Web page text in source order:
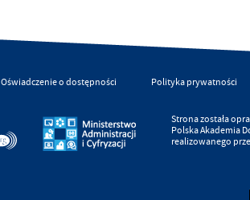
Oświadczenie o dostępności Polityka prywatności
Strona została
Polska Akademia
realizowanego